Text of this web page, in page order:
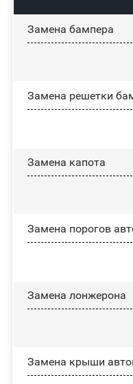
Замена бампера
Замена решетки
Замена капота
Замена порогов
Замена лонжерона
Замена крыши